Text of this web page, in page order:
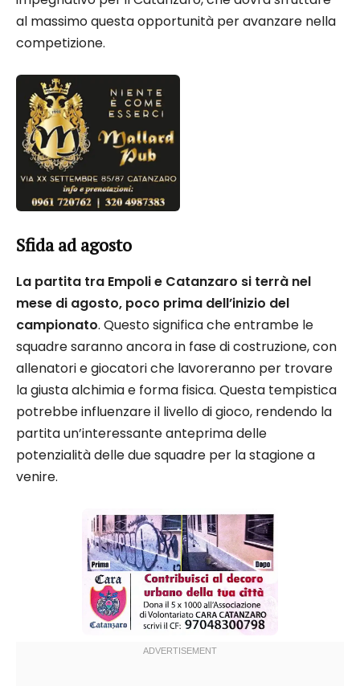
al massimo questa opportunità per avanzare nella
competizione.
Sfida ad agosto
La partita tra Empoli e Catanzaro si terrà nel
mese di agosto, poco prima dell’inizio del
campionato. Questo significa che entrambe le
squadre saranno ancora in fase di costruzione, con
allenatori e giocatori che lavoreranno per trovare
la giusta alchimia e forma fisica. Questa tempistica
potrebbe influenzare il livello di gioco, rendendo la
partita un’interessante anteprima delle
potenzialità delle due squadre per la stagione a
venire.